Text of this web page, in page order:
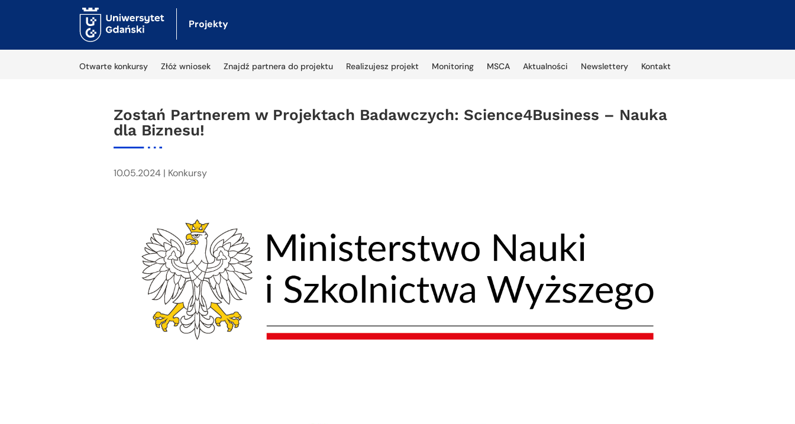
Projekty
Otwarte konkursy Złóż wniosek Znajdź partnera do projektu Realizujesz projekt Monitoring MSCA Aktualności Newslettery Kontakt
Zostań Partnerem w Projektach Badawczych: Science4Business – Nauka
dla Biznesu!
10.05.2024 | Konkursy